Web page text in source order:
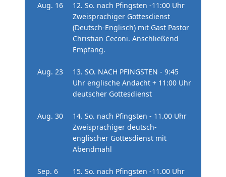
Aug. 16
12. So. nach Pfingsten -11:00 Uhr
Zweisprachiger Gottesdienst
(Deutsch-Englisch) mit Gast Pastor
Christian Ceconi. Anschließend
Empfang.
Aug. 23
13. SO. NACH PFINGSTEN - 9:45
Uhr englische Andacht + 11:00 Uhr
deutscher Gottesdienst
Aug. 30
14. So. nach Pfingsten - 11.00 Uhr
Zweisprachiger deutsch-
englischer Gottesdienst mit
Abendmahl
Sep. 6
15. So. nach Pfingsten -11.00 Uhr